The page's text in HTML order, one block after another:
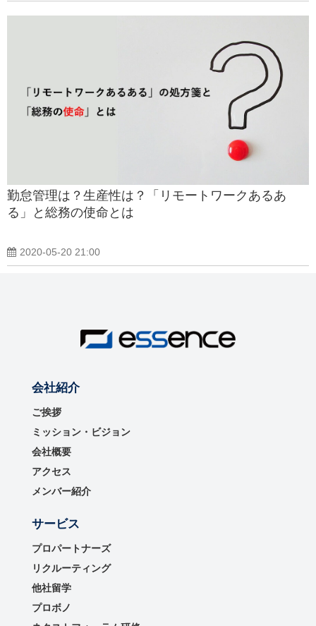
勤怠管理は？生産性は？「リモートワークあるあ
る」と総務の使命とは
2020-05-20 21:00
会社紹介
ご挨拶
ミッション・ビジョン
会社概要
アクセス
メンバー紹介
サービス
プロパートナーズ
リクルーティング
他社留学
プロボノ